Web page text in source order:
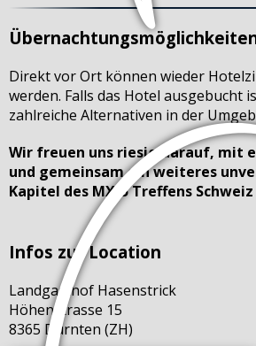
Direkt vor Ort können wieder
werden. Falls das Hotel ausgebucht
zahlreiche Alternativen in der
Wir freuen uns riesig darauf, mit
und gemeinsam ein weiteres
Kapitel des MX-5 Treffens
Infos zur Location
Landgasthof Hasenstrick
Höhenstrasse 15
8365 Dürnten (ZH)